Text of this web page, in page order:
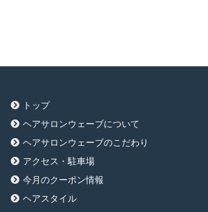
トップ
ヘアサロンウェーブについて
ヘアサロンウェーブのこだわり
アクセス・駐車場
今月のクーポン情報
ヘアスタイル